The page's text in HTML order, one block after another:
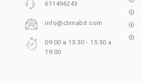
611496243
info@climabit.com
09:00 a 13:30 - 15:30 a
19:00


